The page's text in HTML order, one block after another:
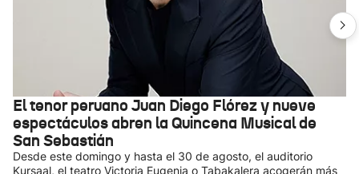
El tenor peruano Juan Diego Flórez y nueve
espectáculos abren la Quincena Musical de
San Sebastián
Desde este domingo y hasta el 30 de agosto, el auditorio
Kursaal, el teatro Victoria Eugenia o Tabakalera acogerán más